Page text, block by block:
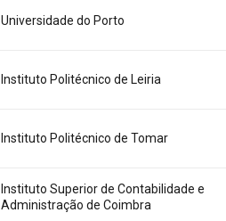
Universidade do Porto
Instituto Politécnico de Leiria
Instituto Politécnico de Tomar
Instituto Superior de Contabilidade e
Administração de Coimbra